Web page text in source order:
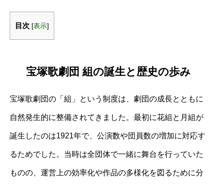
目次 [表示]
宝塚歌劇団 組の誕生と歴史の歩み
宝塚歌劇団の「組」という制度は、劇団の成長とともに
自然発生的に整備されてきました。最初に花組と月組が
誕生したのは1921年で、公演数や団員数の増加に対応す
るためでした。当時は全団体で一緒に舞台を行っていた
ものの、運営上の効率化や作品の多様化を図るために分